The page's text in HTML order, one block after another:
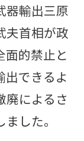
器輸出三原
夫首相が政
面的禁止と
出できるよ
廃によるさ
した。